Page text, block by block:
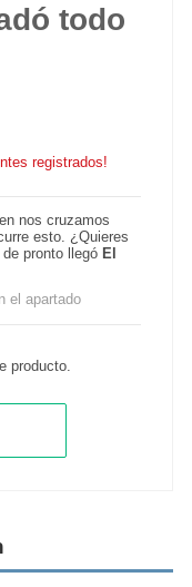
todo
registrados!
nos cruzamos
esto. ¿Quieres
pronto llegó El
el apartado
producto.